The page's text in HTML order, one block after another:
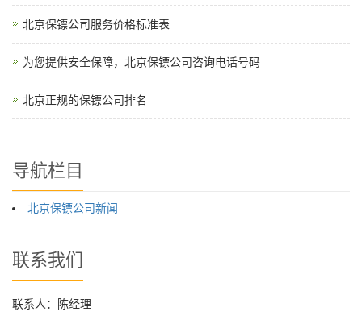
北京保镖公司服务价格标准表
为您提供安全保障，北京保镖公司咨询电话号码
北京正规的保镖公司排名
导航栏目
北京保镖公司新闻
联系我们
联系人：陈经理